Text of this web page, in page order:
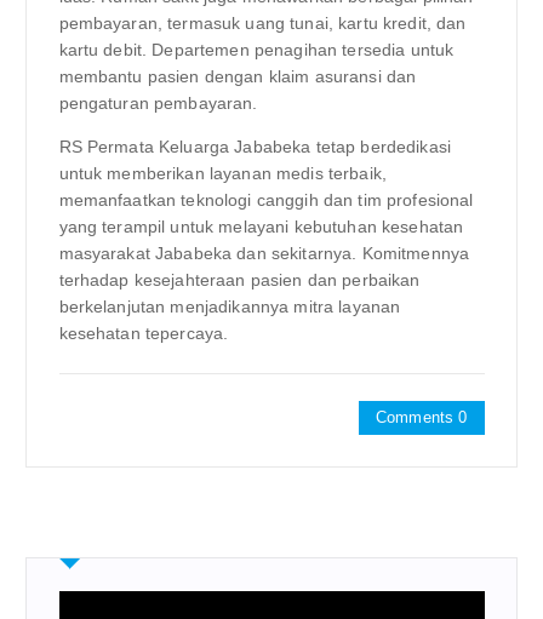
pembayaran, termasuk uang tunai, kartu kredit, dan
kartu debit. Departemen penagihan tersedia untuk
membantu pasien dengan klaim asuransi dan
pengaturan pembayaran.
RS Permata Keluarga Jababeka tetap berdedikasi
untuk memberikan layanan medis terbaik,
memanfaatkan teknologi canggih dan tim profesional
yang terampil untuk melayani kebutuhan kesehatan
masyarakat Jababeka dan sekitarnya. Komitmennya
terhadap kesejahteraan pasien dan perbaikan
berkelanjutan menjadikannya mitra layanan
kesehatan tepercaya.
Comments 0